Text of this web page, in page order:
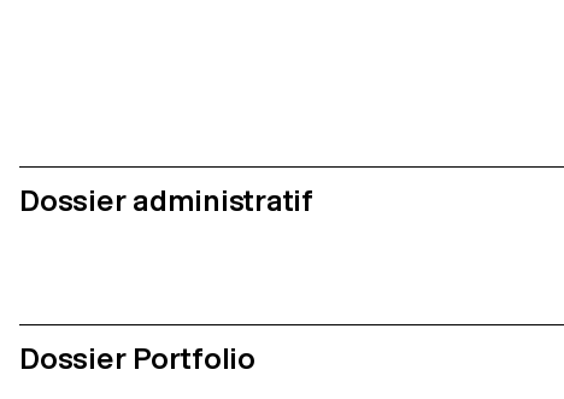
Dossier administratif
Dossier Portfolio